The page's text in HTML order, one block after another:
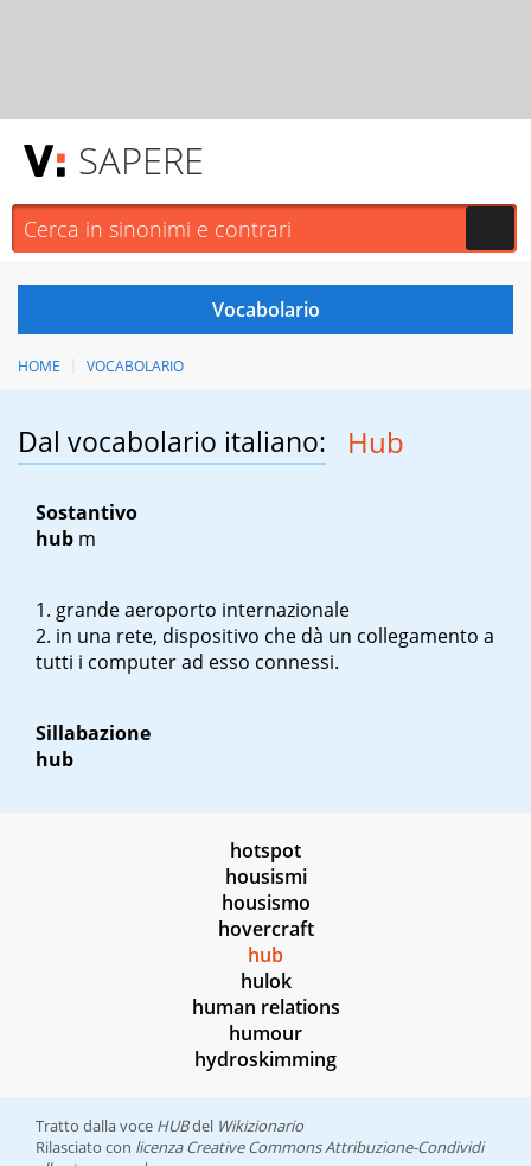
SAPERE
HOME VOCABOLARIO
Dal vocabolario italiano: Hub
Sostantivo
hub m
grande aeroporto internazionale
in una rete, dispositivo che dà un collegamento a
tutti i computer ad esso connessi.
Sillabazione
hub
hotspot
housismi
housismo
hovercraft
hub
hulok
human relations
humour
hydroskimming
Tratto dalla voce HUBdel Wikizionario
Rilasciato con licenza Creative Commons Attribuzione-Condividi